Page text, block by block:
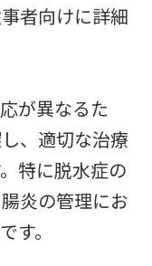
者向けに詳細
が異なるた
、適切な治療
特に脱水症の
炎の管理にお
す。